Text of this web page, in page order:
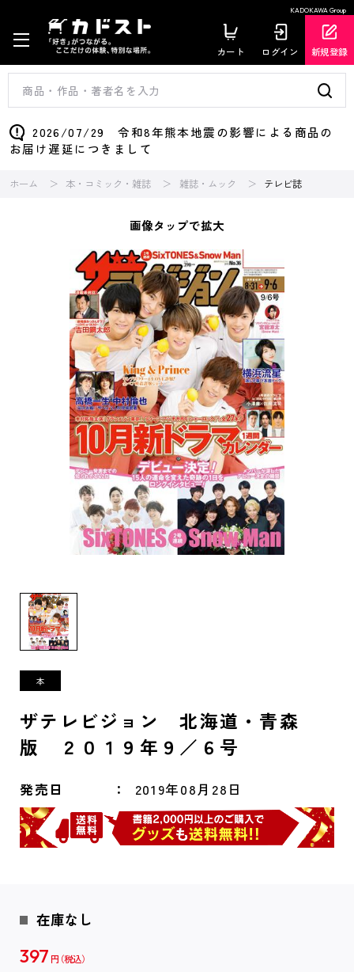
KADOKAWA Group
カート ログイン 新規登録
2026/07/29 令和8年熊本地震の影響による商品の
お届け遅延につきまして
ホーム 本・コミック・雑誌 雑誌・ムック テレビ誌
画像タップで拡大
ザテレビジョン 北海道・青森
版 ２０１９年９／６号
発売日 2019年08月28日
在庫なし
397 円